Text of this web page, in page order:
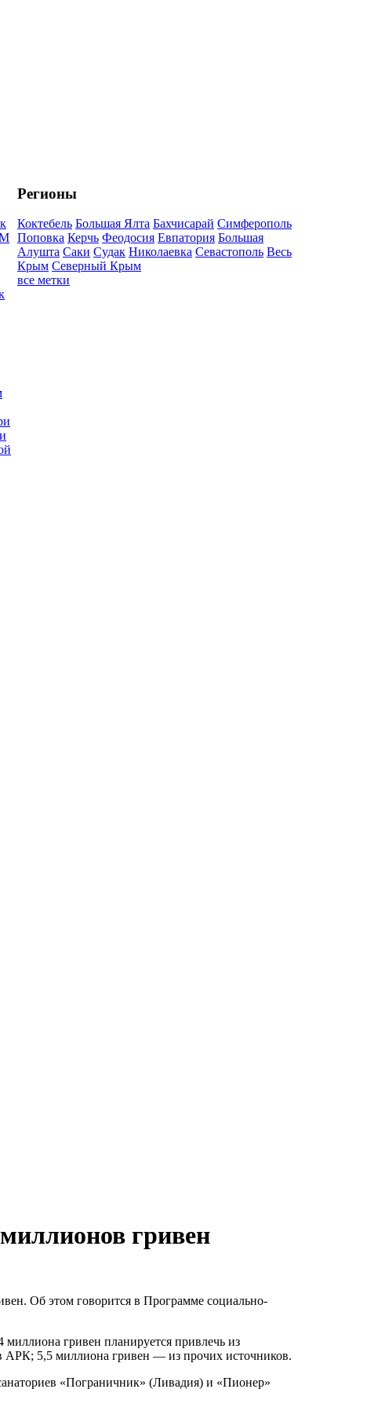
Регионы
Коктебель Большая Ялта Бахчисарай Симферополь
Поповка Керчь Феодосия Евпатория Большая
Алушта Саки Судак Николаевка Севастополь Весь
Крым Северный Крым
все метки
гривен
Об этом говорится в Программе социально-
миллиона гривен планируется привлечь из
5,5 миллиона гривен — из прочих источников.
«Пограничник» (Ливадия) и «Пионер»